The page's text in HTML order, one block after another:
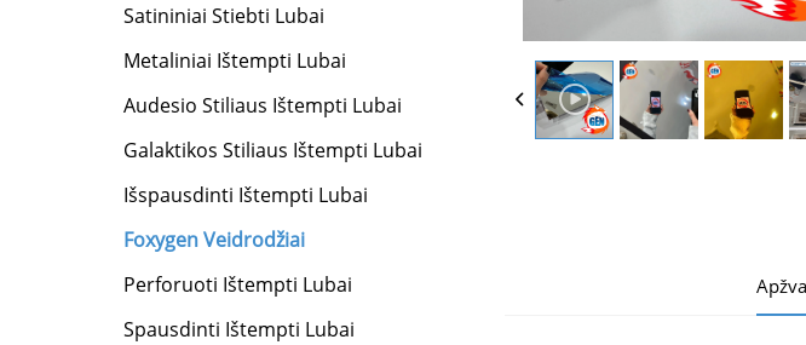
Satininiai Stiebti Lubai
Metaliniai Ištempti Lubai
Audesio Stiliaus Ištempti Lubai
Galaktikos Stiliaus Ištempti Lubai
Išspausdinti Ištempti Lubai
Foxygen Veidrodžiai
Perforuoti Ištempti Lubai
Spausdinti Ištempti Lubai